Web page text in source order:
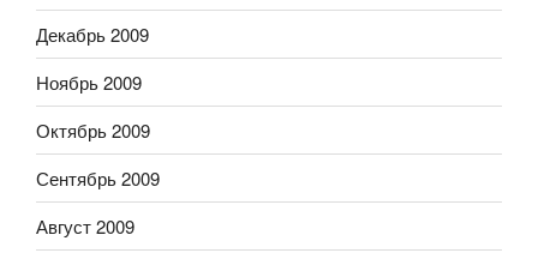
Декабрь 2009
Ноябрь 2009
Октябрь 2009
Сентябрь 2009
Август 2009